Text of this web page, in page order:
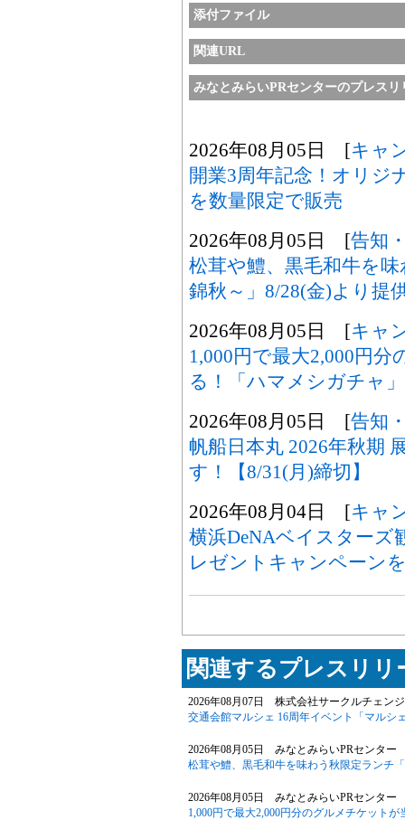
添付ファイル
関連URL
みなとみらいPRセンターのプレスリ
2026年08月05日 [キャ
開業3周年記念！オリジ
を数量限定で販売
2026年08月05日 [告知
松茸や鱧、黒毛和牛を
錦秋～」8/28(金)より提
2026年08月05日 [キャ
1,000円で最大2,000円
る！「ハマメシガチャ
2026年08月05日 [告知
帆船日本丸 2026年秋期
す！【8/31(月)締切】
2026年08月04日 [キャ
横浜DeNAベイスターズ
レゼントキャンペーン
関連するプレスリリ
2026年08月07日 株式会社サークルチェン
交通会館マルシェ 16周年イベント「マルシ
2026年08月05日 みなとみらいPRセンタ
松茸や鱧、黒毛和牛を味わう秋限定ランチ
2026年08月05日 みなとみらいPRセンタ
1,000円で最大2,000円分のグルメチケット